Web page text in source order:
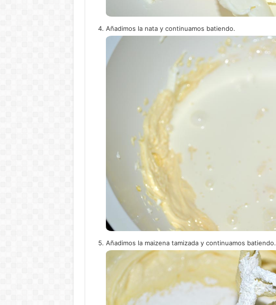
Añadimos la nata y continuamos batiendo.
Añadimos la maizena tamizada y continuamos batiendo.